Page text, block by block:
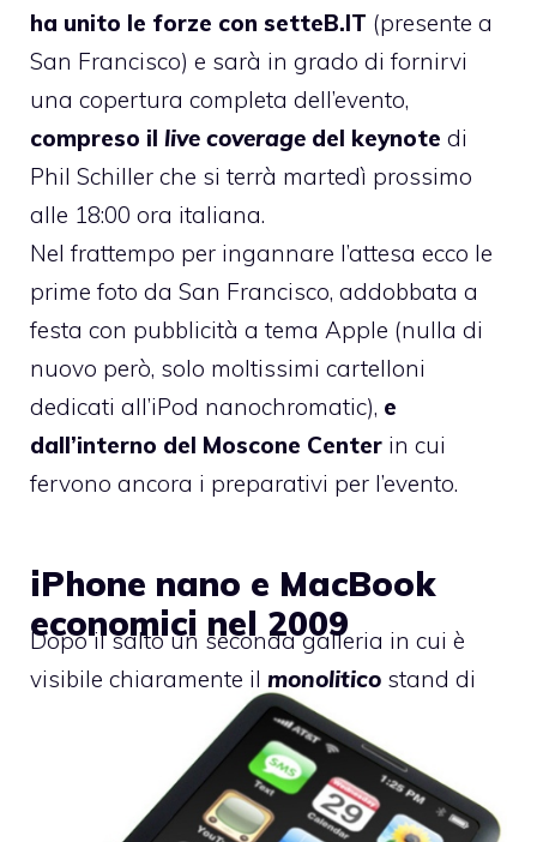
ha unito le forze con setteB.IT (presente a
San Francisco) e sarà in grado di fornirvi
una copertura completa dell’evento,
compreso il live coverage del keynote di
Phil Schiller che si terrà martedì prossimo
alle 18:00 ora italiana.
Nel frattempo per ingannare l’attesa ecco le
prime foto da San Francisco, addobbata a
festa con pubblicità a tema Apple (nulla di
nuovo però, solo moltissimi cartelloni
dedicati all’iPod nanochromatic), e
dall’interno del Moscone Center in cui
fervono ancora i preparativi per l’evento.
Dopo il salto un seconda galleria in cui è
visibile chiaramente il monolitico stand di
Apple e una serie di banner ancora sigillati
e coperti da pesanti tendoni neri.
iPhone nano e MacBook
economici nel 2009